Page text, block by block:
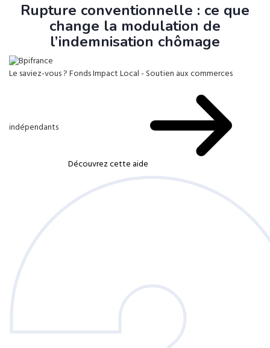
Rupture conventionnelle : ce que
change la modulation de
l’indemnisation chômage
Le saviez-vous ?Fonds Impact Local - Soutien aux commerces
indépendants
Découvrez cette aide